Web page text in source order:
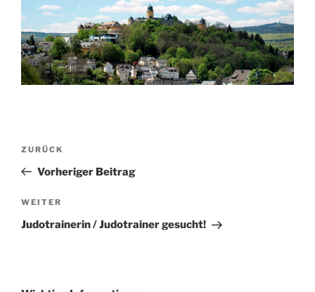
Beitragsnavigation
Vorheriger
Beitrag
ZURÜCK
Vorheriger Beitrag
Nächster
Beitrag
WEITER
Judotrainerin / Judotrainer gesucht!